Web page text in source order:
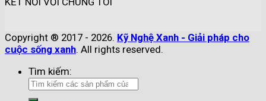
Copyright ® 2017 - 2026. Kỹ Nghệ Xanh - Giải pháp cho
cuộc sống xanh. All rights reserved.
Tìm kiếm: